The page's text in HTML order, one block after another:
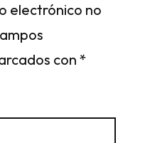
electrónico no
con *